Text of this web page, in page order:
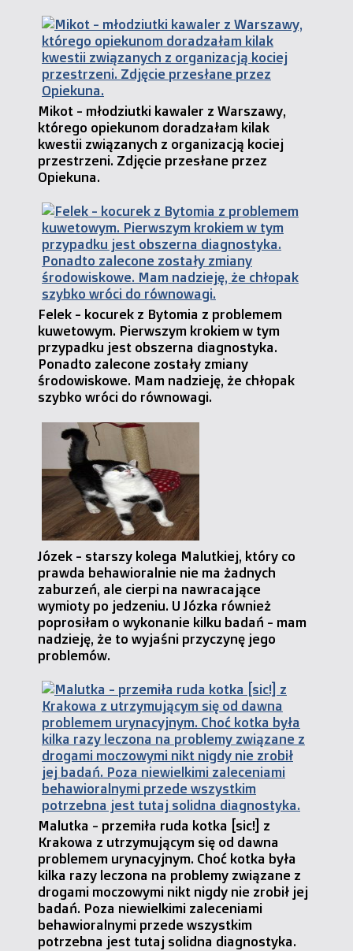
Mikot - młodziutki kawaler z Warszawy,
którego opiekunom doradzałam kilak
kwestii związanych z organizacją kociej
przestrzeni. Zdjęcie przesłane przez
Opiekuna.
Felek - kocurek z Bytomia z problemem
kuwetowym. Pierwszym krokiem w tym
przypadku jest obszerna diagnostyka.
Ponadto zalecone zostały zmiany
środowiskowe. Mam nadzieję, że chłopak
szybko wróci do równowagi.
Józek - starszy kolega Malutkiej, który co
prawda behawioralnie nie ma żadnych
zaburzeń, ale cierpi na nawracające
wymioty po jedzeniu. U Józka również
poprosiłam o wykonanie kilku badań - mam
nadzieję, że to wyjaśni przyczynę jego
problemów.
Malutka - przemiła ruda kotka [sic!] z
Krakowa z utrzymującym się od dawna
problemem urynacyjnym. Choć kotka była
kilka razy leczona na problemy związane z
drogami moczowymi nikt nigdy nie zrobił jej
badań. Poza niewielkimi zaleceniami
behawioralnymi przede wszystkim
potrzebna jest tutaj solidna diagnostyka.